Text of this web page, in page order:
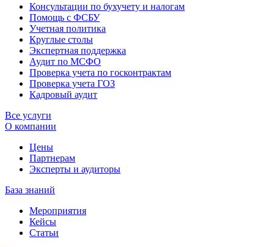
Консультации по бухучету и налогам
Помощь с ФСБУ
Учетная политика
Круглые столы
Экспертная поддержка
Аудит по МСФО
Проверка учета по госконтрактам
Проверка учета ГОЗ
Кадровый аудит
Все услуги
О компании
Цены
Партнерам
Эксперты и аудиторы
База знаний
Мероприятия
Кейсы
Статьи